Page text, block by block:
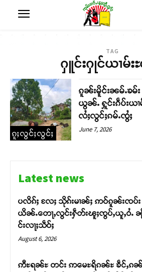
TAG
ႁူင်းႁုင်ယၢမ်း
ၵူႈလွင်ႈလွင်ႈ
ၵူၼ်းမိူင်းၼမ်ႉၶမ်
ယွၼ်ႉ ႁူင်းၵဵပ်းယ
လႆႈလွင်ႈၵမ်ႉၸွႆႈ
June 7, 2026
Latest news
ပလိၵ်ႈ လႄႈ သိုၵ်းမၢၼ်ႈ ဢဝ်ၵူၼ်းၸပ်း
ယိၼ်ႉတေႃႇလွင်းႁဵတ်းၽူႈၸွပ်ႇယူႇဝႆႉ
င်းလႃႈသဵဝ်ႈ
August 6, 2026
ဢီႊရၼ်ႊ တင်း ဢမေႊရိၵၼ်ႊ ၶဵင်ႇၵၼ်